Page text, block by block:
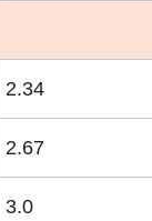
2.34
2.67
3.0